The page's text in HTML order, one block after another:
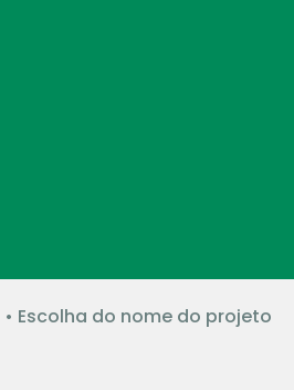
• Escolha do nome do projeto